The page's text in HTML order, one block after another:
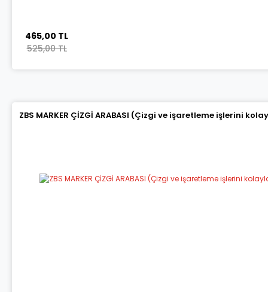
465,00 TL
525,00 TL
ZBS MARKER ÇİZGİ ARABASI (Çizgi ve işaretleme işlerini